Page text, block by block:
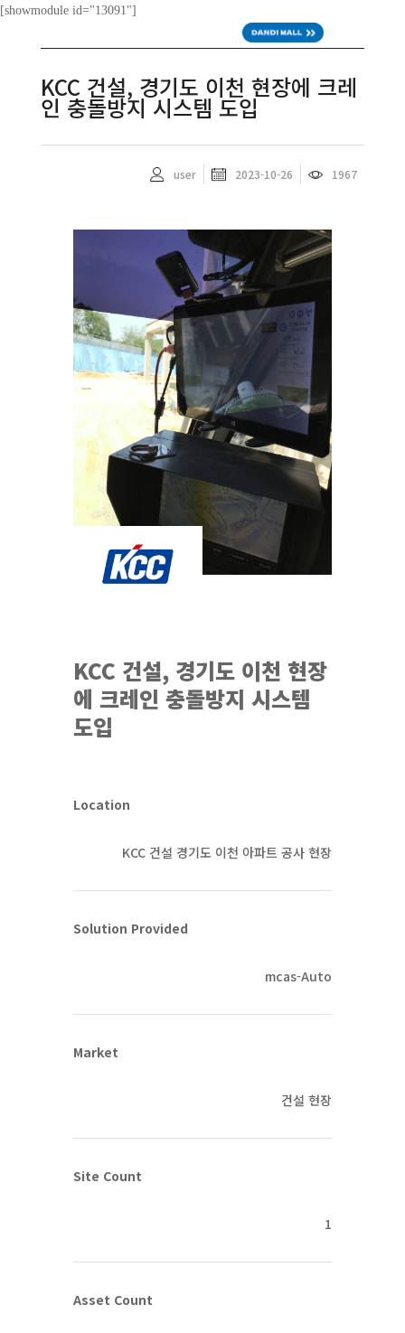
[showmodule id="13091"]
KCC 건설, 경기도 이천 현장에 크레
인 충돌방지 시스템 도입
user 2023-10-26 1967
KCC 건설, 경기도 이천 현장
에 크레인 충돌방지 시스템
도입
Location
KCC 건설 경기도 이천 아파트 공사 현장
Solution Provided
mcas-Auto
Market
건설 현장
Site Count
1
Asset Count